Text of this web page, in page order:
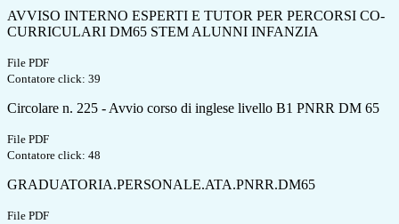
AVVISO INTERNO ESPERTI E TUTOR PER PERCORSI CO-
CURRICULARI DM65 STEM ALUNNI INFANZIA
File PDF
Contatore click: 39
Circolare n. 225 - Avvio corso di inglese livello B1 PNRR DM 65
File PDF
Contatore click: 48
GRADUATORIA.PERSONALE.ATA.PNRR.DM65
File PDF